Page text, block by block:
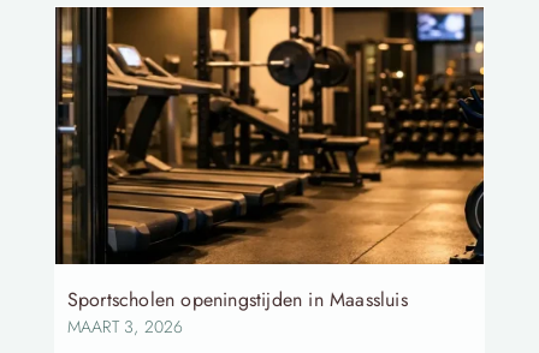
Sportscholen openingstijden in Maassluis
MAART 3, 2026